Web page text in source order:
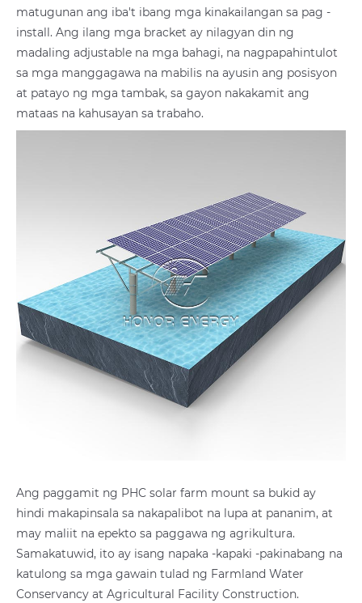
matugunan ang iba't ibang mga kinakailangan sa pag -
install. Ang ilang mga bracket ay nilagyan din ng
madaling adjustable na mga bahagi, na nagpapahintulot
sa mga manggagawa na mabilis na ayusin ang posisyon
at patayo ng mga tambak, sa gayon nakakamit ang
mataas na kahusayan sa trabaho.
Ang paggamit ng PHC solar farm mount sa bukid ay
hindi makapinsala sa nakapalibot na lupa at pananim, at
may maliit na epekto sa paggawa ng agrikultura.
Samakatuwid, ito ay isang napaka -kapaki -pakinabang na
katulong sa mga gawain tulad ng Farmland Water
Conservancy at Agricultural Facility Construction.